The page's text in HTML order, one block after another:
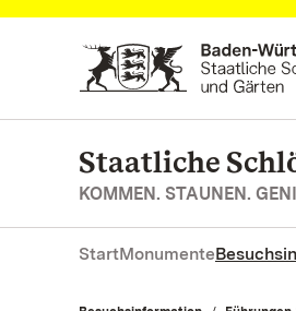
Zum Hauptinhalt springen
Staatliche
KOMMEN. STAUNEN.
StartMonumente